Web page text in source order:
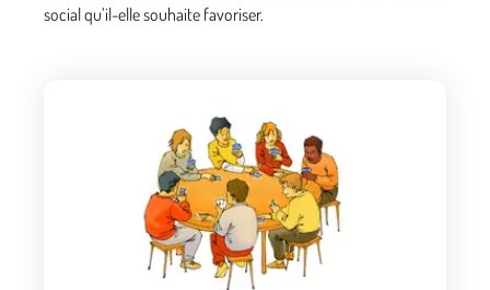
social qu’il-elle souhaite favoriser.